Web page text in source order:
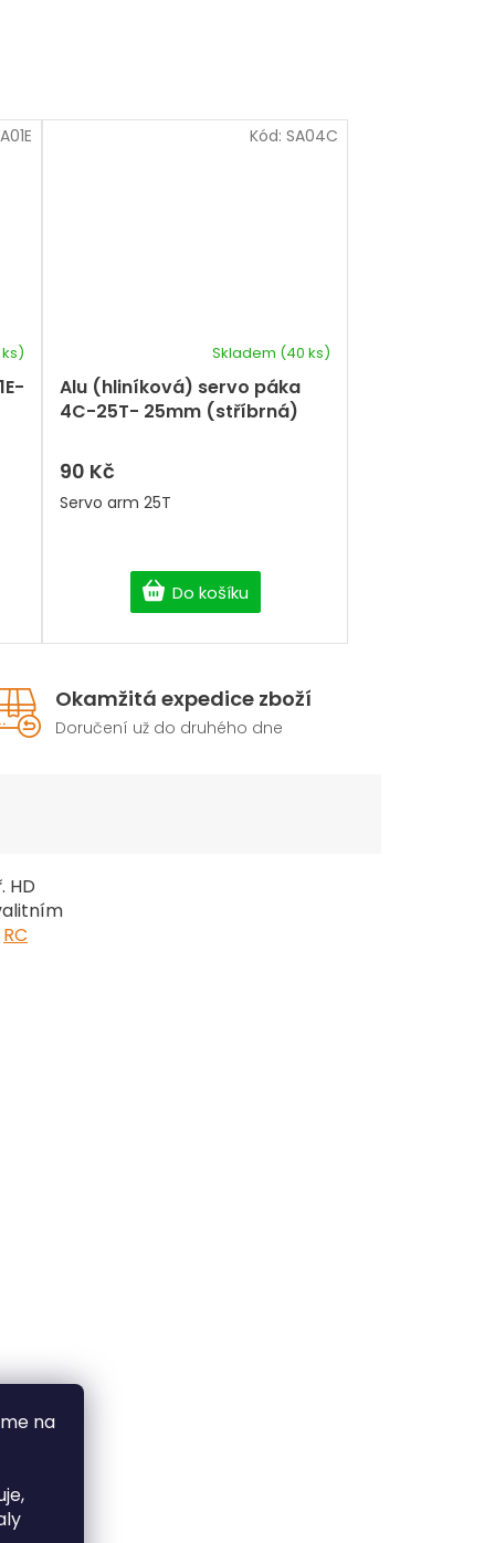
na
Alu (hliníková) servo páka
4C-25T- 25mm (stříbrná)
hodnocení
produktu
je
z
hvězdiček.
Skladem (40 ks)
90 Kč
Do košíku
Servo arm 25T
Kód: SA04C
Okamžitá expedice zboží
Doručení už do druhého dne
HD
RC